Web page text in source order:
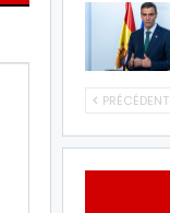
PRÉCÉDENT